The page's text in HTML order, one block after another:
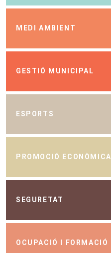
MEDI AMBIENT
GESTIÓ MUNICIPAL
ESPORTS
PROMOCIÓ ECONÒMICA
SEGURETAT
OCUPACIÓ I FORMACIÓ